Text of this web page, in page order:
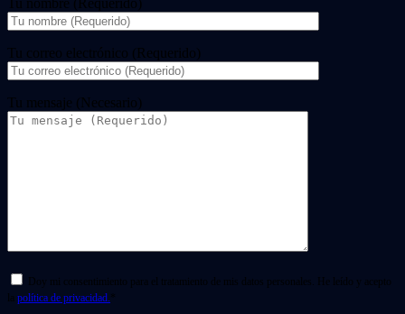
Tu nombre (Requerido)
Tu correo electrónico (Requerido)
Tu mensaje (Necesario)
Doy mi consentimiento para el tratamiento de mis datos personales. He leído y acepto
la política de privacidad. *